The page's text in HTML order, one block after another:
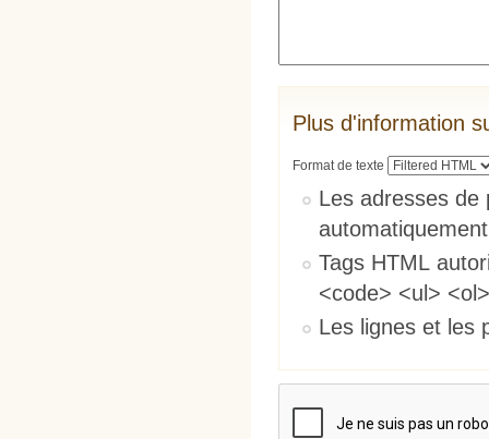
Plus d'information
Format de texte
Les adresses de
Tags HTML
<code> <ul>
Les lignes et les